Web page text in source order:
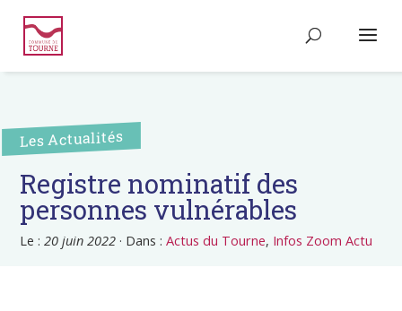
Les Actualités
Registre nominatif des
personnes vulnérables
Le :20 juin 2022 · Dans :Actus du Tourne, Infos Zoom Actu